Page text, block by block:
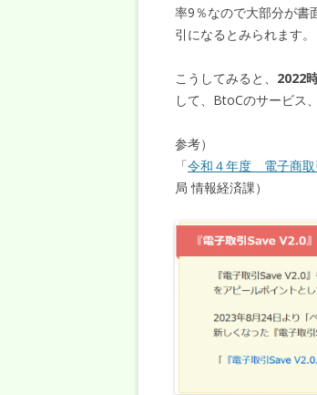
率9％なので大部分が書
引になるとみられます。
こうしてみると、 2022
して、BtoCのサービス
参考）
「令和４年度 電子商
局 情報経済課）